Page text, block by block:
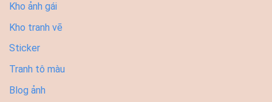
Kho ảnh gái
Kho tranh vẽ
Sticker
Tranh tô màu
Blog ảnh